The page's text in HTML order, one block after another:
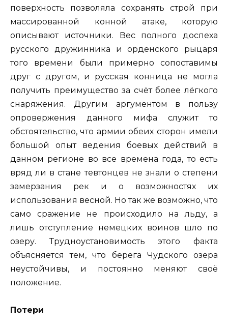
поверхность позволяла сохранять строй при
массированной конной атаке, которую
описывают источники. Вес полного доспеха
русского дружинника и орденского рыцаря
того времени были примерно сопоставимы
друг с другом, и русская конница не могла
получить преимущество за счёт более лёгкого
снаряжения. Другим аргументом в пользу
опровержения данного мифа служит то
обстоятельство, что армии обеих сторон имели
большой опыт ведения боевых действий в
данном регионе во все времена года, то есть
вряд ли в стане тевтонцев не знали о степени
замерзания рек и о возможностях их
использования весной. Но так же возможно, что
само сражение не происходило на льду, а
лишь отступление немецких воинов шло по
озеру. Трудноустановимость этого факта
объясняется тем, что берега Чудского озера
неустойчивы, и постоянно меняют своё
положение.
Потери